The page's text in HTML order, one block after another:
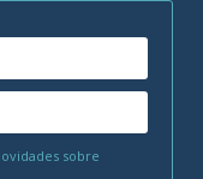
sobre